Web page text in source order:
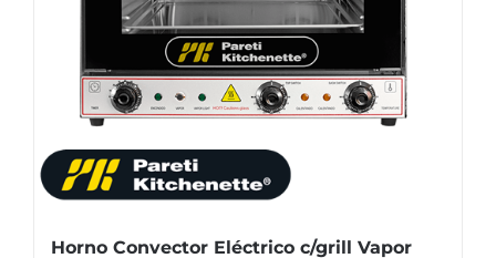
Horno Convector Eléctrico c/grill Vapor